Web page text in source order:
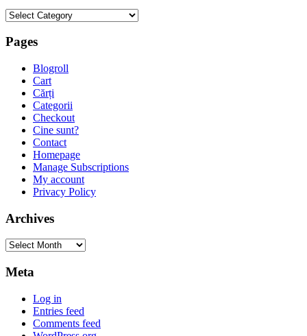
Categorii
Pages
Blogroll
Cart
Cărți
Categorii
Checkout
Cine sunt?
Contact
Homepage
Manage Subscriptions
My account
Privacy Policy
Archives
Archives
Meta
Log in
Entries feed
Comments feed